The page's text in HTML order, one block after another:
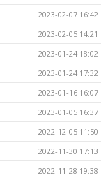
2023-02-07 16:42
2023-02-05 14:21
2023-01-24 18:02
2023-01-24 17:32
2023-01-16 16:07
2023-01-05 16:37
2022-12-05 11:50
2022-11-30 17:13
2022-11-28 19:38